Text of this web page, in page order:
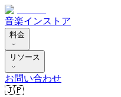
音楽インストア
料金
リソース
お問い合わせ
🇯🇵